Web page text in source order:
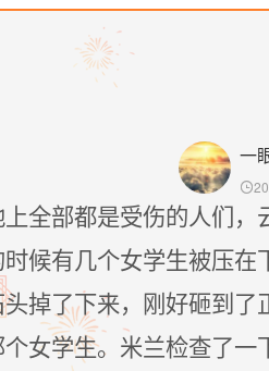
一

全部都是受伤的人们，
候有几个女学生被压在
掉了下来，刚好砸到了
女学生。米兰检查了一